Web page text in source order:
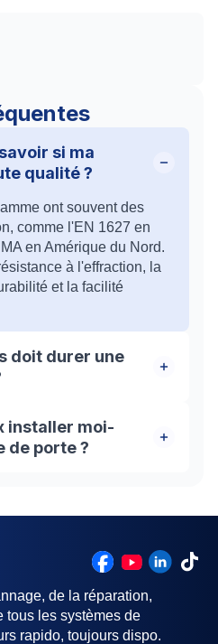
si ma
qualité ?
ont souvent des
comme l'EN 1627 en
en Amérique du Nord.
à l'effraction, la
et la facilité
doit durer une
de porte dépend de
de son utilisation. En
haute qualité peut durer
installer moi-
de porte ?
de faire appel à
une installation
maximale.de la réparation,
tous les systèmes de
rapido, toujours dispo.